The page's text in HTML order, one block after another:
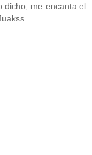
dicho, me encanta el